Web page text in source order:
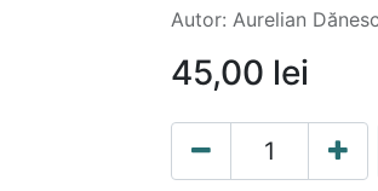
Autor: Aurelian
45,00 lei